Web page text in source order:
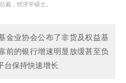
裁，经济学硕士。
金业协会公布了非货及权益基
前的银行增速明显放缓甚至负
台保持快速增长